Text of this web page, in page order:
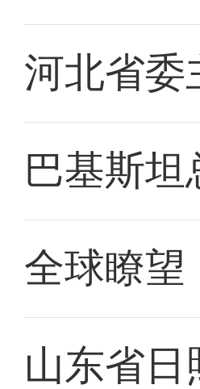
河北省委
巴基斯坦
全球瞭望
山东省日